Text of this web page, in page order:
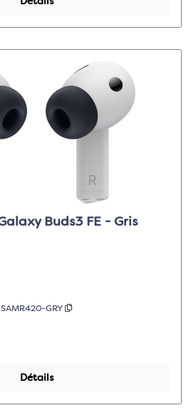
Buds3 FE - Gris
SAMR420-GRY
Détails